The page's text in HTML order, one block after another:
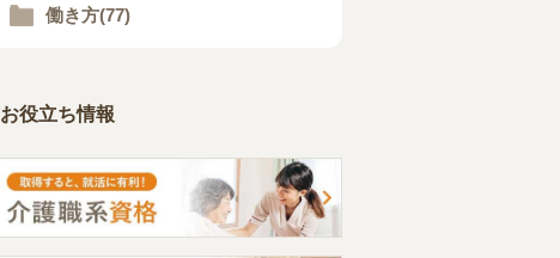
働き方(77)
お役立ち情報